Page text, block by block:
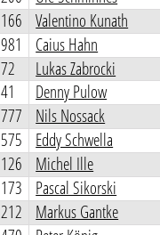
166 Valentino Kunath
981 Caius Hahn
72 Lukas Zabrocki
41 Denny Pulow
777 Nils Nossack
575 Eddy Schwella
126 Michel Ille
173 Pascal Sikorski
212 Markus Gantke